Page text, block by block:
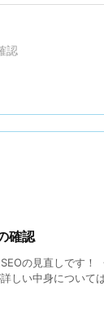
認
確認
の見直しです！
しい中身について